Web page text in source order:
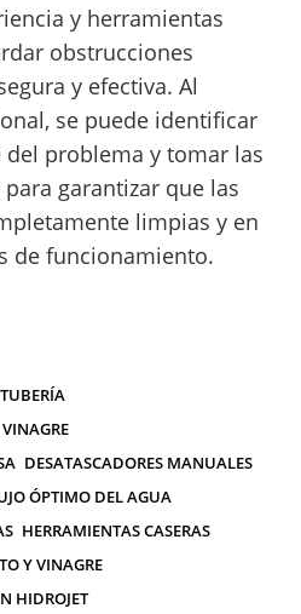
y herramientas
obstrucciones
y efectiva. Al
se puede identificar
del problema y tomar las
garantizar que las
limpias y en
de funcionamiento.
DESATASCADORES MANUALES
ÓPTIMO DEL AGUA
HERRAMIENTAS CASERAS
Y VINAGRE
HIDROJET